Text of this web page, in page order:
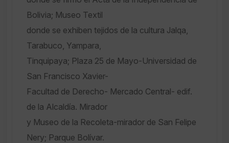
Bolivia; Museo Textil
donde se exhiben tejidos de la cultura Jalqa,
Tarabuco, Yampara,
Tinquipaya; Plaza 25 de Mayo-Universidad de
San Francisco Xavier-
Facultad de Derecho- Mercado Central- edif.
de la Alcaldía. Mirador
y Museo de la Recoleta-mirador de San Felipe
Nery; Parque Bolívar.